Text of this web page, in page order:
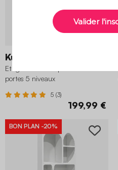
Kuba
Etagère bibliothèque décor bois 2
portes 5 niveaux
5 (3)
199,99 €
BON PLAN -20%